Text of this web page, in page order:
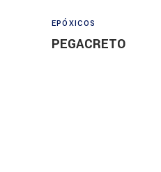
EPÓXICOS
PEGACRETO